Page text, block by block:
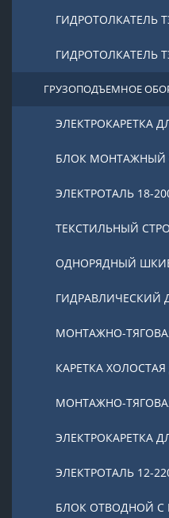
ГИДРОТОЛКАТЕЛЬ
ГИДРОТОЛКАТЕЛЬ
ГРУЗОПОДЪЕМНОЕ
ЭЛЕКТРОКАРЕТКА
БЛОК МОНТАЖНЫЙ
ЭЛЕКТРОТАЛЬ 18-
ТЕКСТИЛЬНЫЙ
ОДНОРЯДНЫЙ
ГИДРАВЛИЧЕСКИЙ
МОНТАЖНО-
КАРЕТКА
МОНТАЖНО-
ЭЛЕКТРОКАРЕТКА
ЭЛЕКТРОТАЛЬ 12-
БЛОК ОТВОДНОЙ